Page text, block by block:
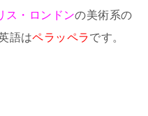
ス・ロンドンの美術系の
語はペラッペラです。